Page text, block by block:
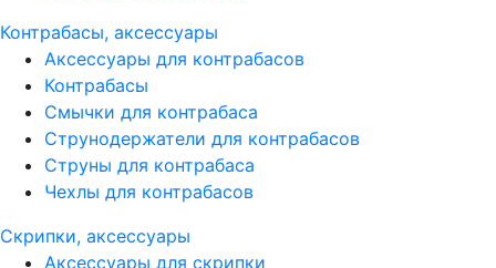
Контрабасы, аксессуары
Аксессуары для контрабасов
Контрабасы
Смычки для контрабаса
Струнодержатели для контрабасов
Струны для контрабаса
Чехлы для контрабасов
Скрипки, аксессуары
Аксессуары для скрипки